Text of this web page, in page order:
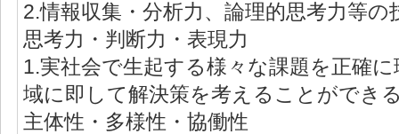
2.情報収集・分析力、論理的思考力等
思考力・判断力・表現力
1.実社会で生起する様々な課題を正確
域に即して解決策を考えることができ
主体性・多様性・協働性